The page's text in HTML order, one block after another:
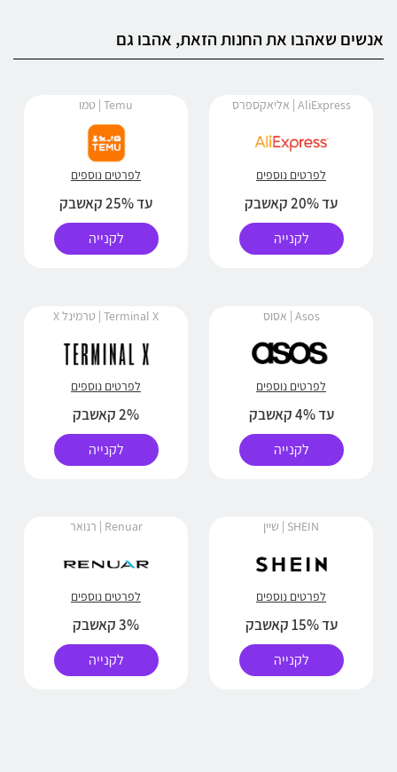
אנשים שאהבו את החנות הזאת, אהבו גם
AliExpress | אליאקספרס
לפרטים נוספים
עד 20% קאשבק
לקנייה
Temu | טמו
לפרטים נוספים
עד 25% קאשבק
לקנייה
Asos | אסוס
לפרטים נוספים
עד 4% קאשבק
לקנייה
Terminal X | טרמינל X
לפרטים נוספים
2% קאשבק
לקנייה
SHEIN | שיין
לפרטים נוספים
עד 15% קאשבק
לקנייה
Renuar | רנואר
לפרטים נוספים
3% קאשבק
לקנייה